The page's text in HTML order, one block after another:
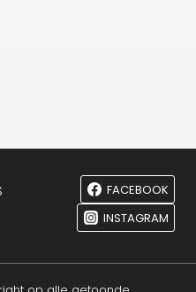
FACEBOOK
INSTAGRAM